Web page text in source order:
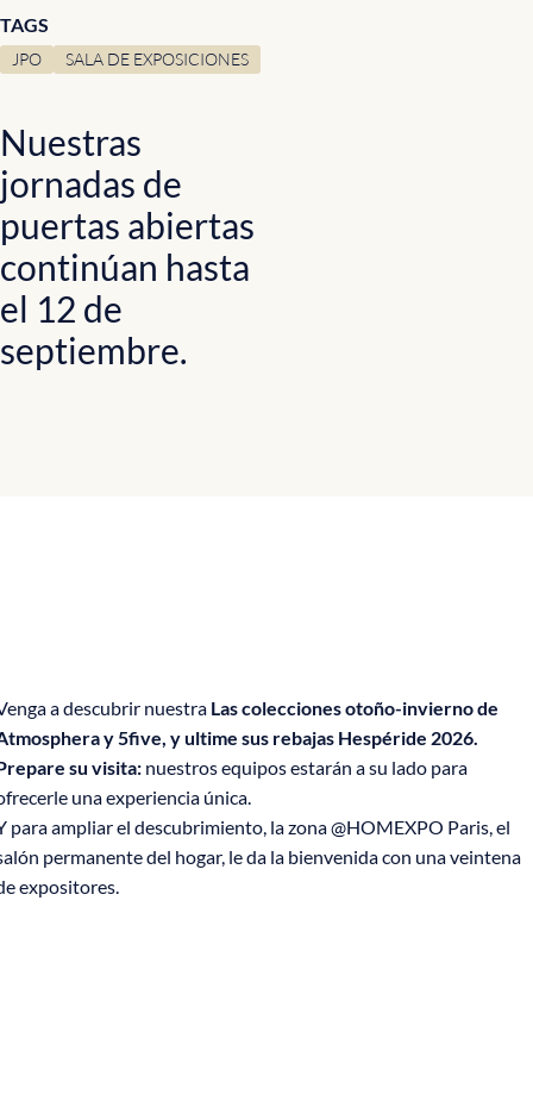
TAGS
JPO SALA DE EXPOSICIONES
Nuestras
jornadas de
puertas abiertas
continúan hasta
el 12 de
septiembre.
a descubrir nuestra Las colecciones otoño-invierno de
y 5five, y ultime sus rebajas Hespéride 2026.
su visita:nuestros equipos estarán a su lado para
una experiencia única.
para ampliar el descubrimiento, la zona @HOMEXPO Paris, el
permanente del hogar, le da la bienvenida con una veintena
expositores.